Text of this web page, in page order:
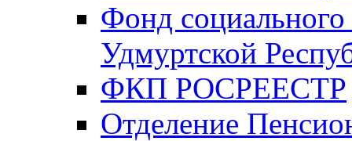
Фонд
Удмуртской
ФКП РОСРЕЕСТР
Отделение